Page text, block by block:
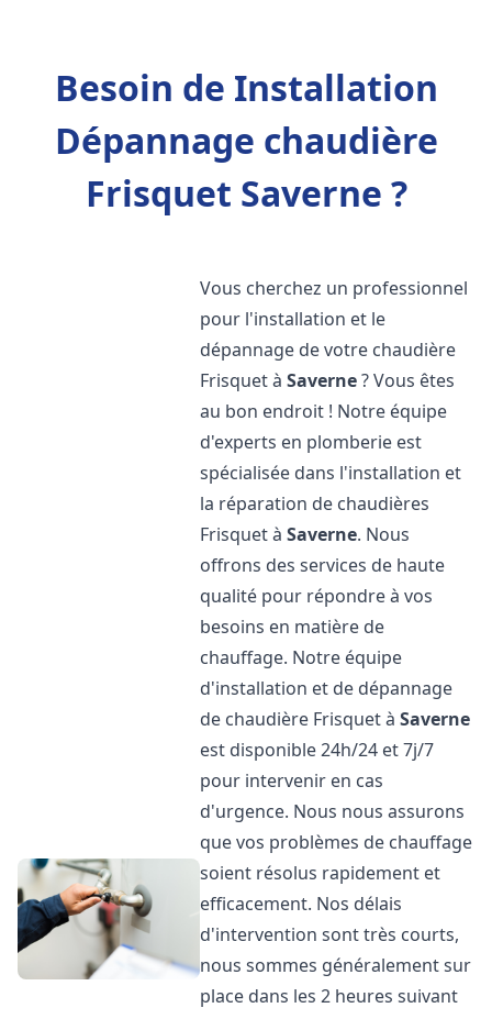
Besoin de Installation
Dépannage chaudière
Frisquet Saverne ?
Vous cherchez un professionnel
pour l'installation et le
dépannage de votre chaudière
Frisquet àSaverne? Vous êtes
au bon endroit ! Notre équipe
d'experts en plomberie est
spécialisée dans l'installation et
la réparation de chaudières
Frisquet àSaverne. Nous
offrons des services de haute
qualité pour répondre à vos
besoins en matière de
chauffage. Notre équipe
d'installation et de dépannage
de chaudière Frisquet àSaverne
est disponible 24h/24 et 7j/7
pour intervenir en cas
d'urgence. Nous nous assurons
que vos problèmes de chauffage
soient résolus rapidement et
efficacement. Nos délais
d'intervention sont très courts,
nous sommes généralement sur
place dans les 2 heures suivant